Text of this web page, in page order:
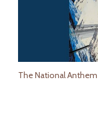
The National Anthem